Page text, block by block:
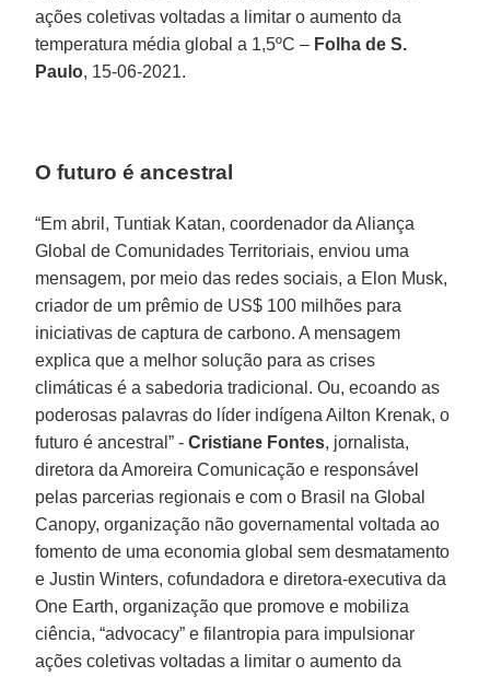
ações coletivas voltadas a limitar o aumento da
temperatura média global a 1,5ºC – Folha de S.
Paulo, 15-06-2021.
O futuro é ancestral
“Em abril, Tuntiak Katan, coordenador da Aliança
Global de Comunidades Territoriais, enviou uma
mensagem, por meio das redes sociais, a Elon Musk,
criador de um prêmio de US$ 100 milhões para
iniciativas de captura de carbono. A mensagem
explica que a melhor solução para as crises
climáticas é a sabedoria tradicional. Ou, ecoando as
poderosas palavras do líder indígena Ailton Krenak, o
futuro é ancestral” -Cristiane Fontes, jornalista,
diretora da Amoreira Comunicação e responsável
pelas parcerias regionais e com o Brasil na Global
Canopy, organização não governamental voltada ao
fomento de uma economia global sem desmatamento
e Justin Winters, cofundadora e diretora-executiva da
One Earth, organização que promove e mobiliza
ciência, “advocacy” e filantropia para impulsionar
ações coletivas voltadas a limitar o aumento da